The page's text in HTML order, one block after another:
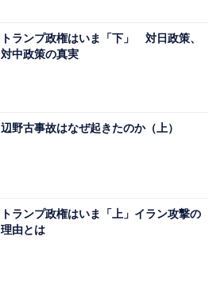
トランプ政権はいま「下」 対日政策、
対中政策の真実
辺野古事故はなぜ起きたのか（上）
トランプ政権はいま「上」イラン攻撃の
理由とは